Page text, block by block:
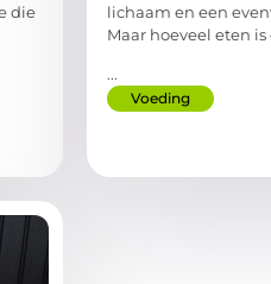
die
lichaam en een
Maar hoeveel eten
...
Voeding